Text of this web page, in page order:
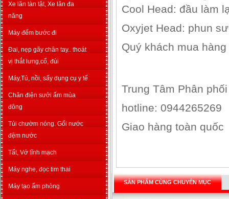
Xe lăn tàn tật, Xe lăn đa
năng
Máy đếm bước đi
Đai, nẹp gãy chân tay.. thoát
vị thắt lưng,cổ, đùi
Máy,Tủ, nồi, sấy dụng cụ y tế
Chăn điện sưởi ấm mùa
đông
Túi chườm nóng. Gối nước
đệm nước
Tất, Vớ tĩnh mạch
Máy nghe, đọc tim thai
Máy tạo ẩm phòng
Cool Head: đầu làm
Oxyjet Head: phun
Quý khách mua
Trung Tâm Phân
hotline: 0944265269
Giao hàng toàn quốc
SẢN PHẨM CÙNG CHUYÊN MỤC